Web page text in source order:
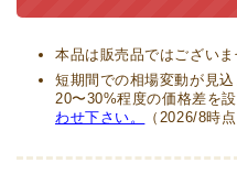
本品は販売品ではございま
短期間での相場変動が見
20〜30%程度の価格差を
わせ下さい。
（2026/8時点